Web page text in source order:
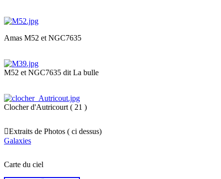
Amas M52 et NGC7635
M52 et NGC7635 dit La bulle
Clocher d'Autricourt ( 21 )
Extraits de Photos ( ci dessus)
Galaxies
Carte du ciel